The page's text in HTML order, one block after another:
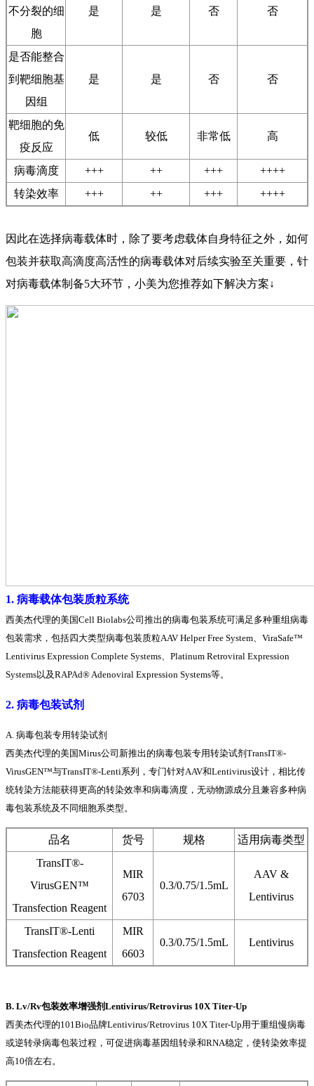
不分裂的细
胞
是 是 否 否
是否能整合
到靶细胞基
因组
是 是 否 否
靶细胞的免
疫反应
低 较低 非常低 高
病毒滴度 +++ ++ +++
++++
转染效率
+++ ++ +++ ++++
因此在选择病毒载体时，除了要考虑载体自身特征之外，如何
包装并获取高滴度高活性的病毒载体对后续实验至关重要，针
对病毒载体制备5大环节，小美为您推荐如下解决方案↓
1. 病毒载体包装质粒系统
西美杰代理的美国Cell Biolabs公司推出的病毒包装系统可满足多种重组病毒
包装需求，包括四大类型病毒包装质粒AAV Helper Free System、ViraSafe™
Lentivirus Expression Complete Systems、Platinum Retroviral Expression
Systems以及RAPAd® Adenoviral Expression Systems等。
2. 病毒包装试剂
A. 病毒包装专用转染试剂
西美杰代理的美国Mirus公司新推出的病毒包装专用转染试剂TransIT®-
VirusGEN™与TransIT®-Lenti系列，专门针对AAV和Lentivirus设计，相比传
统转染方法能获得更高的转染效率和病毒滴度，无动物源成分且兼容多种病
毒包装系统及不同细胞系类型。
品名 货号 规格
适用病毒类型
TransIT®-
VirusGEN™
Transfection Reagent
MIR
6703
0.3/0.75/1.5mL
AAV &
Lentivirus
TransIT®-Lenti
Transfection Reagent
MIR
6603
0.3/0.75/1.5mL Lentivirus
B. Lv/Rv包装效率增强剂Lentivirus/Retrovirus 10X Titer-Up
西美杰代理的101Bio品牌Lentivirus/Retrovirus 10X Titer-Up用于重组慢病毒
或逆转录病毒包装过程，可促进病毒基因组转录和RNA稳定，使转染效率提
高10倍左右。